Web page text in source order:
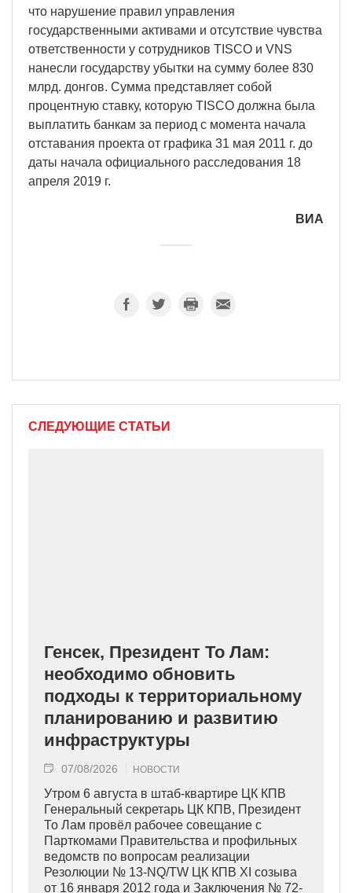
что нарушение правил управления
государственными активами и отсутствие чувства
ответственности у сотрудников TISCO и VNS
нанесли государству убытки на сумму более 830
млрд. донгов. Сумма представляет собой
процентную ставку, которую TISCO должна была
выплатить банкам за период с момента начала
отставания проекта от графика 31 мая 2011 г. до
даты начала официального расследования 18
апреля 2019 г.
ВИА
СЛЕДУЮЩИЕ СТАТЬИ
Генсек, Президент То Лам:
необходимо обновить
подходы к территориальному
планированию и развитию
инфраструктуры
07/08/2026 НОВОСТИ
Утром 6 августа в штаб-квартире ЦК КПВ
Генеральный секретарь ЦК КПВ, Президент
То Лам провёл рабочее совещание с
Парткомами Правительства и профильных
ведомств по вопросам реализации
Резолюции № 13-NQ/TW ЦК КПВ XI созыва
от 16 января 2012 года и Заключения № 72-